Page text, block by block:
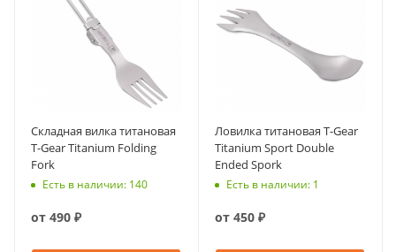
Складная вилка титановая
T-Gear Titanium Folding
Fork
Есть в наличии: 140
от 490 ₽
Ловилка титановая T-Gear
Titanium Sport Double
Ended Spork
Есть в наличии: 1
от 450 ₽